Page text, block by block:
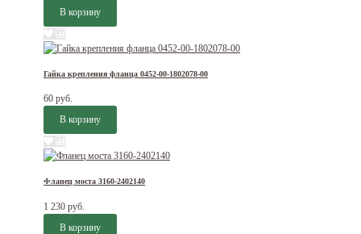
Гайка крепления фланца 0452-00-1802078-00
60 руб.
Фланец моста 3160-2402140
1 230 руб.